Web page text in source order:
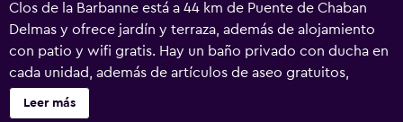
Clos de la Barbanne está a 44 km de Puente de Chaban
Delmas y ofrece jardín y terraza, además de alojamiento
con patio y wifi gratis. Hay un baño privado con ducha en
cada unidad, además de artículos de aseo gratuitos,
secador de pelo y albornoces. El desayuno está
disponible e incluye opciones a la carta, continentales o
Leer más